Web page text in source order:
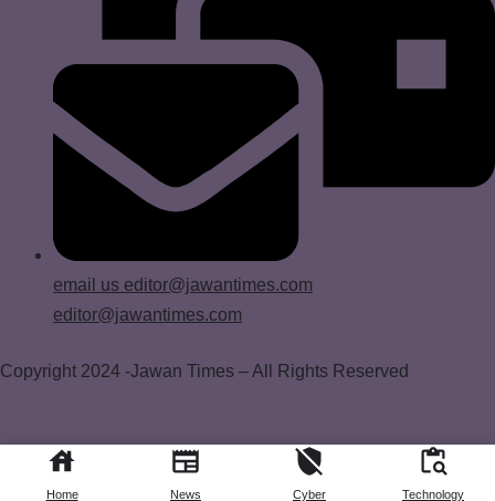
Home News Cyber Technology
email us editor@jawantimes.com
editor@jawantimes.com
Copyright 2024 -Jawan Times – All Rights Reserved
India and pakistan to face each other three times ? icc’s new world cup format explained | cricket news.